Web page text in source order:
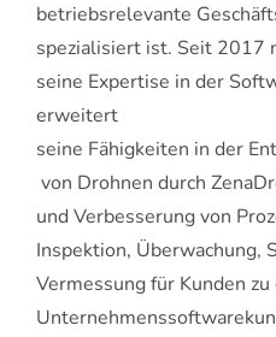
betriebsrelevante
spezialisiert ist. Seit 2017
seine Expertise in der
erweitert
seine Fähigkeiten in der
von Drohnen durch
und Verbesserung von
Inspektion, Überwachung,
Vermessung für Kunden